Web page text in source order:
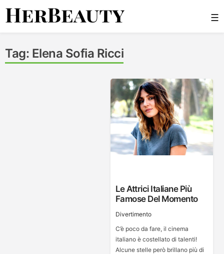
Skip
☰
Tag: Elena Sofia Ricci
Le Attrici Italiane Più
Famose Del Momento
Divertimento
C’è poco da fare, il cinema
italiano è costellato di talenti!
Alcune stelle però brillano più di